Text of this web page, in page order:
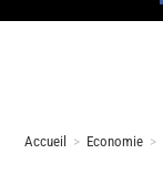
Accueil > Economie >